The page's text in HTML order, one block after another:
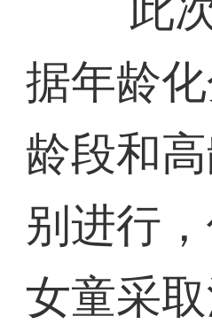
此次
据年龄
龄段和
别进行
女童采